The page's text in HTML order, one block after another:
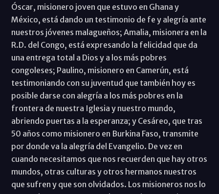
Óscar, misionero joven que estuvo en Ghana y
México, está dando un testimonio de fe y alegría ante
nuestros jóvenes malagueños; Amalia, misionera en la
R.D. del Congo, está expresando la felicidad que da
una entrega total a Dios y a los más pobres
congoleses; Paulino, misionero en Camerún, está
testimoniando con su juventud que también hoy es
posible darse con alegría a los más pobres en la
frontera de nuestra Iglesia y nuestro mundo,
abriendo puertas a la esperanza; y Cesáreo, que tras
50 años como misionero en Burkina Faso, transmite
por donde va la alegría del Evangelio. De vez en
cuando necesitamos que nos recuerden que hay otros
mundos, otras culturas y otros hermanos nuestros
que sufren y que son olvidados. Los misioneros nos lo